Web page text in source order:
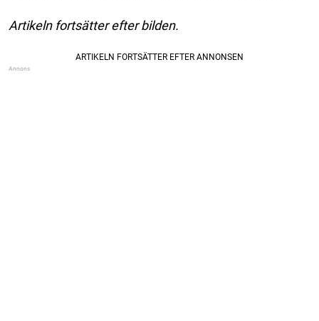
Artikeln fortsätter efter bilden.